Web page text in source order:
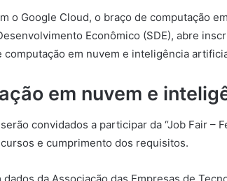
o Google Cloud, o braço de computação
Econômico (SDE), abre
computação em nuvem e inteligência
em nuvem e
convidados a participar da “Job Fair –
e cumprimento dos requisitos.